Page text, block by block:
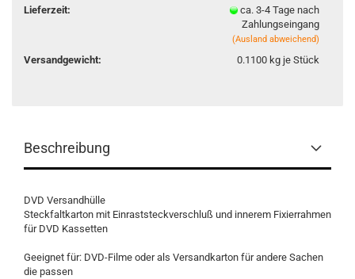
Lieferzeit:
ca. 3-4 Tage nach
Zahlungseingang
(Ausland abweichend)
Versandgewicht: 0.1100kg je Stück
Beschreibung
DVD Versandhülle
Steckfaltkarton mit Einraststeckverschluß und innerem Fixierrahmen
für DVD Kassetten
Geeignet für: DVD-Filme oder als Versandkarton für andere Sachen
die passen